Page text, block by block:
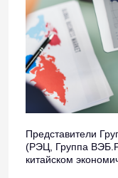
Представители
(РЭЦ, Группа
китайском